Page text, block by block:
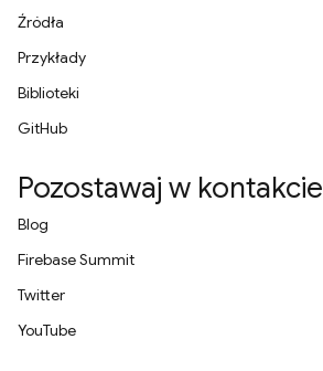
Źródła
Przykłady
Biblioteki
GitHub
Pozostawaj w kontakcie
Blog
Firebase Summit
Twitter
YouTube